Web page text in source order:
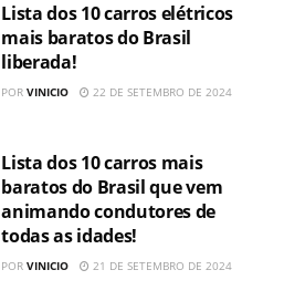
Lista dos 10 carros elétricos
mais baratos do Brasil
liberada!
POR VINICIO 22 DE SETEMBRO DE 2024
Lista dos 10 carros mais
baratos do Brasil que vem
animando condutores de
todas as idades!
POR VINICIO 21 DE SETEMBRO DE 2024